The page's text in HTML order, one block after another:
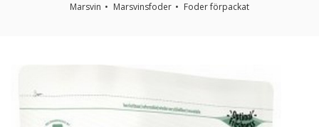
Marsvin Marsvinsfoder Foder förpackat